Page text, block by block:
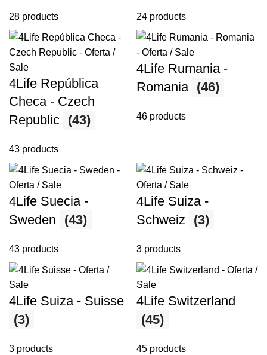
28 products 24 products
4Life República
Checa - Czech
Republic (43)
43 products
4Life Rumania -
Romania (46)
46 products
4Life Suecia -
Sweden
(43)
43 products
4Life Suiza -
Schweiz
(3)
3 products
4Life Suiza - Suisse
(3)
3 products
4Life Switzerland
(45)
45 products